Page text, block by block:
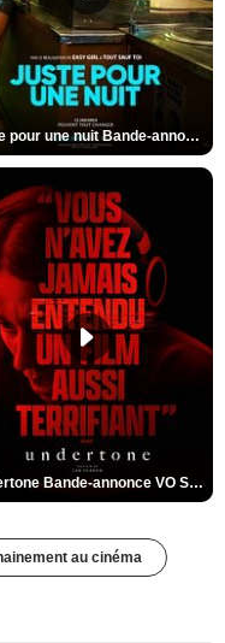
Juste pour une nuit Bande-annonce VO STFR
Undertone Bande-annonce VO STFR
au cinéma